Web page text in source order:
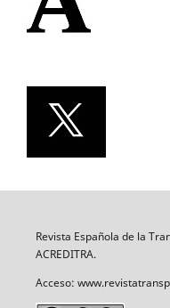
Revista Española de la
ACREDITRA.
Acceso: